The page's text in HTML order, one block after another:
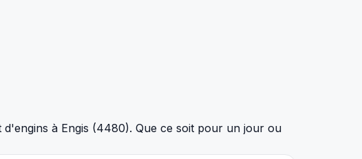
à Engis (4480). Que ce soit pour un jour ou